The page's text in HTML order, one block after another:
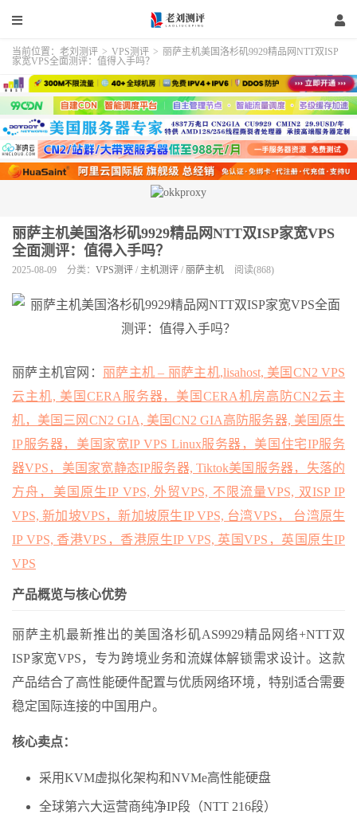
当前位置： 老刘测评 > VPS测评 > 丽萨主机美国洛杉矶9929精品网NTT双ISP
家宽VPS全面测评：值得入手吗？
丽萨主机美国洛杉矶9929精品网NTT双ISP家宽VPS
全面测评：值得入手吗？
2025-08-09 分类： VPS测评 / 主机测评 / 丽萨主机 阅读(868)
丽萨主机官网： 丽萨主机 – 丽萨主机,lisahost, 美国CN2 VPS
云主机, 美国CERA服务器，美国CERA机房高防CN2云主
机，美国三网CN2 GIA, 美国CN2 GIA高防服务器, 美国原生
IP服务器，美国家宽IP VPS Linux服务器，美国住宅IP服务
器VPS，美国家宽静态IP服务器, Tiktok美国服务器，失落的
方舟，美国原生IP VPS, 外贸VPS, 不限流量VPS, 双ISP IP
VPS, 新加坡VPS，新加坡原生IP VPS, 台湾VPS， 台湾原生
IP VPS, 香港VPS，香港原生IP VPS, 英国VPS，英国原生IP
VPS
产品概览与核心优势
丽萨主机最新推出的美国洛杉矶AS9929精品网络+NTT双
ISP家宽VPS，专为跨境业务和流媒体解锁需求设计。这款
产品结合了高性能硬件配置与优质网络环境，特别适合需要
稳定国际连接的中国用户。
核心卖点：
采用KVM虚拟化架构和NVMe高性能硬盘
全球第六大运营商纯净IP段（NTT 216段）